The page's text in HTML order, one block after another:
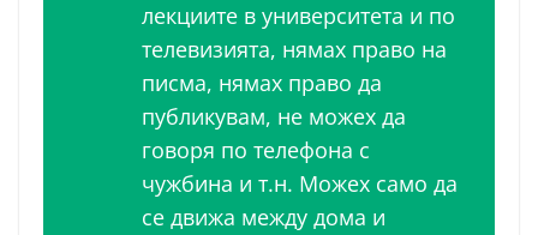
лекциите в университета и по
телевизията, нямах право на
писма, нямах право да
публикувам, не можех да
говоря по телефона с
чужбина и т.н. Можех само да
се движа между дома и